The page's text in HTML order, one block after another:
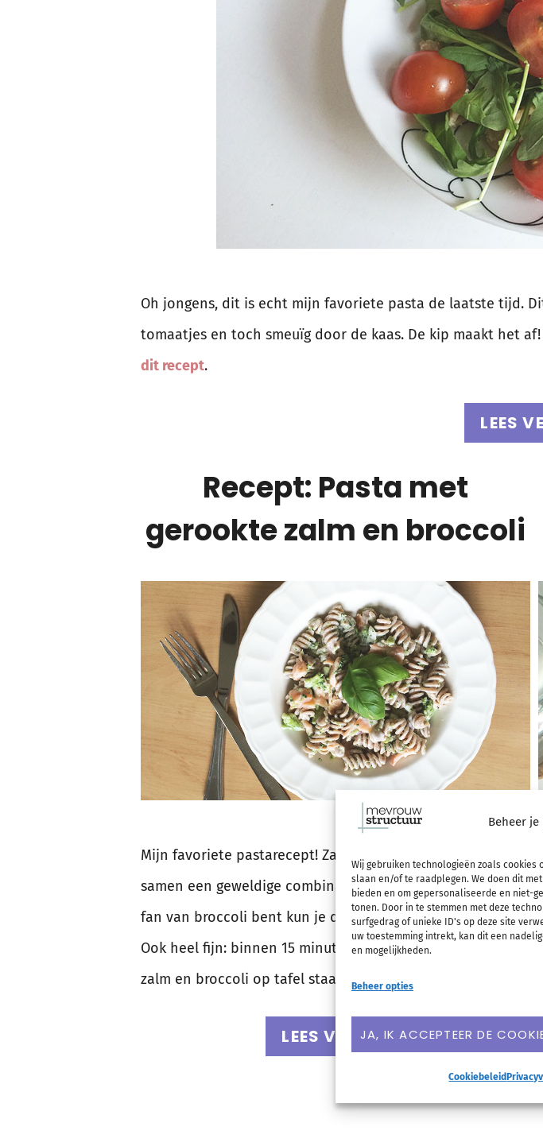
Beheer je
Wij gebruiken technologieën zoals
slaan en/of te raadplegen. We doen dit
bieden en om gepersonaliseerde en niet-
tonen. Door in te stemmen met deze
surfgedrag of unieke ID's op deze site
uw toestemming intrekt, kan dit een
en mogelijkheden.
Beheer opties
JA, IK ACCEPTEER DE
Cookiebeleid
Oh jongens, dit is echt mijn favoriete pasta de laatste tijd.
tomaatjes en toch smeuïg door de kaas. De kip maakt het
dit recept.
LEES
Recept: Pasta met
gerookte zalm en broccoli
Mijn favoriete pastarecept! Zalm, broccoli en pasta vormen
samen een geweldige combinatie. Ook als je geen groot
fan van broccoli bent kun je dit recept vast waarderen!
Ook heel fijn: binnen 15 minuten kan je pasta met gerookte
zalm en broccoli op tafel staan.
LEES VERDER